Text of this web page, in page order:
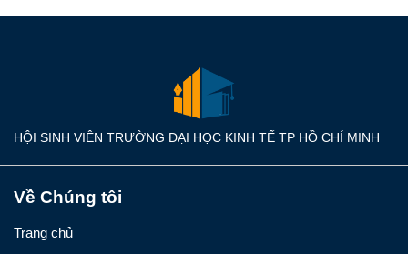
HỘI SINH VIÊN TRƯỜNG ĐẠI HỌC KINH TẾ TP HỒ CHÍ MINH
Về Chúng tôi
Trang chủ